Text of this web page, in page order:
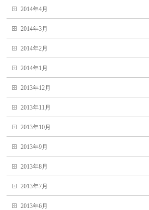
2014年4月
2014年3月
2014年2月
2014年1月
2013年12月
2013年11月
2013年10月
2013年9月
2013年8月
2013年7月
2013年6月